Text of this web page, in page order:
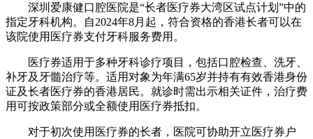
深圳爱康健口腔医院是“长者医疗券大湾区试点计划”中的
指定牙科机构。自2024年8月起，符合资格的香港长者可以在
该院使用医疗券支付牙科服务费用。
医疗券适用于多种牙科诊疗项目，包括口腔检查、洗牙、
补牙及牙髓治疗等。适用对象为年满65岁并持有有效香港身份
证及长者医疗券的香港居民。就诊时需出示相关证件，治疗费
用可按政策部分或全额使用医疗券抵扣。
对于初次使用医疗券的长者，医院可协助开立医疗券户